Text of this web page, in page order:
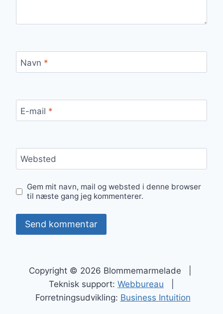
Navn *
E-mail *
Websted
Gem mit navn, mail og websted i denne browser
til næste gang jeg kommenterer.
Copyright © 2026 Blommemarmelade |
Teknisk support: Webbureau
Forretningsudvikling: Business Intuition